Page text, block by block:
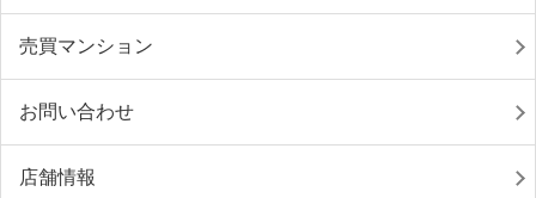
売買マンション
お問い合わせ
店舗情報